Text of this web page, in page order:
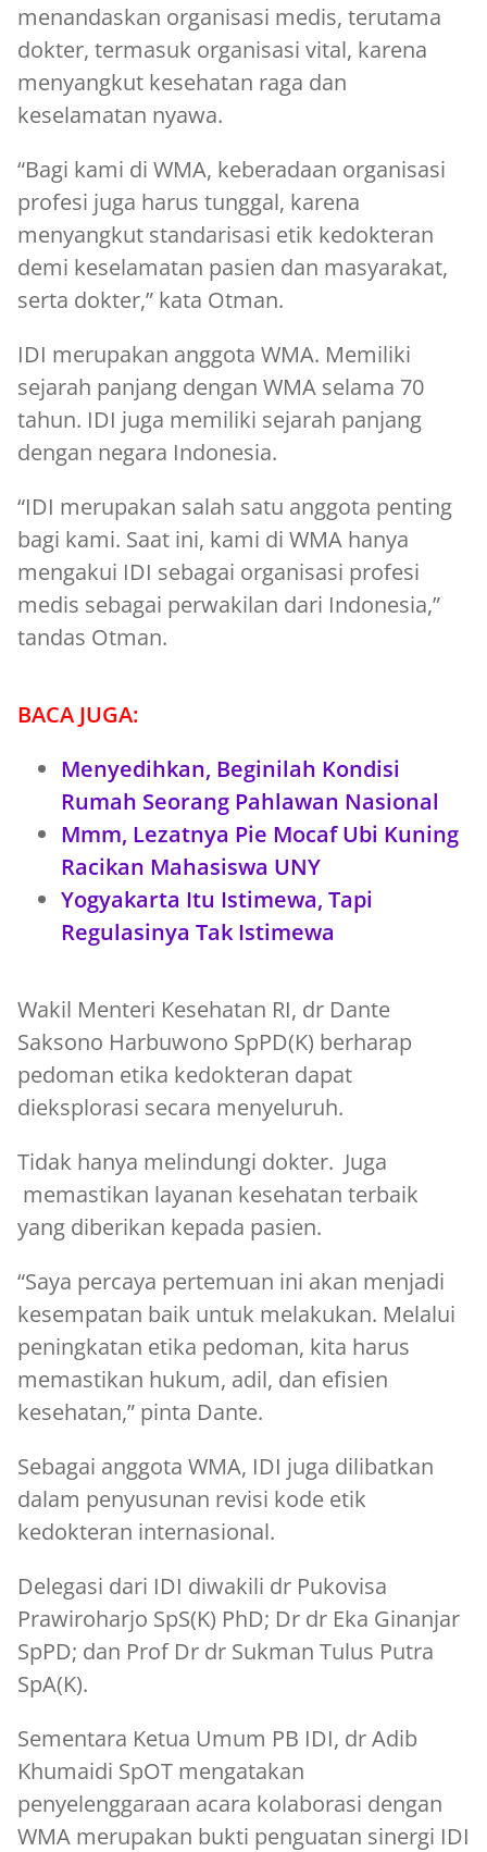
menandaskan organisasi medis, terutama
dokter, termasuk organisasi vital, karena
menyangkut kesehatan raga dan
keselamatan nyawa.
“Bagi kami di WMA, keberadaan organisasi
profesi juga harus tunggal, karena
menyangkut standarisasi etik kedokteran
demi keselamatan pasien dan masyarakat,
serta dokter,” kata Otman.
IDI merupakan anggota WMA. Memiliki
sejarah panjang dengan WMA selama 70
tahun. IDI juga memiliki sejarah panjang
dengan negara Indonesia.
“IDI merupakan salah satu anggota penting
bagi kami. Saat ini, kami di WMA hanya
mengakui IDI sebagai organisasi profesi
medis sebagai perwakilan dari Indonesia,”
tandas Otman.
BACA JUGA:
Menyedihkan, Beginilah Kondisi
Rumah Seorang Pahlawan Nasional
Mmm, Lezatnya Pie Mocaf Ubi Kuning
Racikan Mahasiswa UNY
Yogyakarta Itu Istimewa, Tapi
Regulasinya Tak Istimewa
Wakil Menteri Kesehatan RI, dr Dante
Saksono Harbuwono SpPD(K) berharap
pedoman etika kedokteran dapat
dieksplorasi secara menyeluruh.
Tidak hanya melindungi dokter. Juga
memastikan layanan kesehatan terbaik
yang diberikan kepada pasien.
“Saya percaya pertemuan ini akan menjadi
kesempatan baik untuk melakukan. Melalui
peningkatan etika pedoman, kita harus
memastikan hukum, adil, dan efisien
kesehatan,” pinta Dante.
Sebagai anggota WMA, IDI juga dilibatkan
dalam penyusunan revisi kode etik
kedokteran internasional.
Delegasi dari IDI diwakili dr Pukovisa
Prawiroharjo SpS(K) PhD; Dr dr Eka Ginanjar
SpPD; dan Prof Dr dr Sukman Tulus Putra
SpA(K).
Sementara Ketua Umum PB IDI, dr Adib
Khumaidi SpOT mengatakan
penyelenggaraan acara kolaborasi dengan
WMA merupakan bukti penguatan sinergi IDI